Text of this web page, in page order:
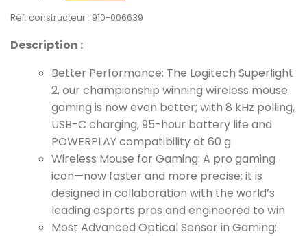
Réf. constructeur : 910-006639
Description :
Better Performance: The Logitech Superlight
2, our championship winning wireless mouse
gaming is now even better; with 8 kHz polling,
USB-C charging, 95-hour battery life and
POWERPLAY compatibility at 60 g
Wireless Mouse for Gaming: A pro gaming
icon—now faster and more precise; it is
designed in collaboration with the world’s
leading esports pros and engineered to win
Most Advanced Optical Sensor in Gaming: